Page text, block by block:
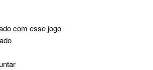
com esse jogo